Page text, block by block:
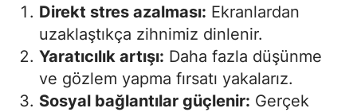
Samsun
Siirt
Sinop
Direkt stres azalması: Ekranlardan
uzaklaştıkça zihnimiz dinlenir.
Yaratıcılık artışı: Daha fazla düşünme
ve gözlem yapma fırsatı yakalarız.
Sosyal bağlantılar güçlenir: Gerçek